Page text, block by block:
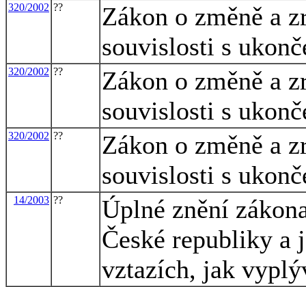
320/2002 ??
Zákon o změně a
souvislosti s
320/2002 ??
Zákon o změně a
souvislosti s
320/2002 ??
Zákon o změně a
souvislosti s
14/2003 ??
Úplné znění
České republiky a
vztazích, jak